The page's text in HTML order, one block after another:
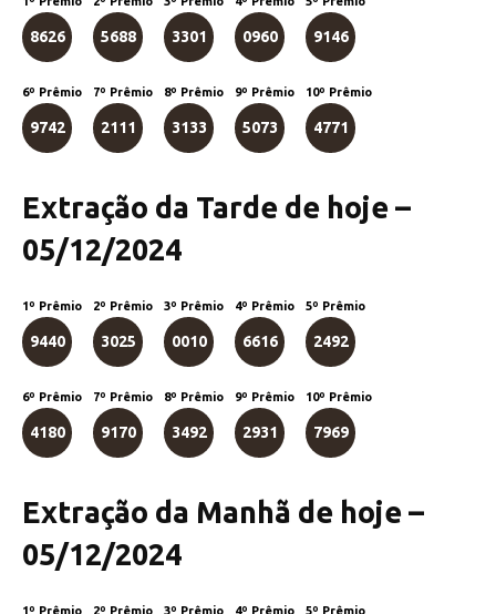
8626 5688 3301 0960 9146
6º Prêmio
9742
7º Prêmio
2111
8º Prêmio
3133
9º Prêmio
5073
10º Prêmio
4771
Extração da Tarde de hoje –
05/12/2024
1º Prêmio
9440
2º Prêmio
3025
3º Prêmio
0010
4º Prêmio
6616
5º Prêmio
2492
6º Prêmio
4180
7º Prêmio
9170
8º Prêmio
3492
9º Prêmio
2931
10º Prêmio
7969
Extração da Manhã de hoje –
05/12/2024
1º Prêmio 2º Prêmio 3º Prêmio 4º Prêmio 5º Prêmio